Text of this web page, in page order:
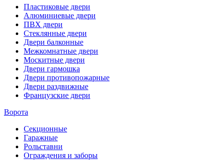
Пластиковые двери
Алюминиевые двери
ПВХ двери
Стеклянные двери
Двери балконные
Межкомнатные двери
Москитные двери
Двери гармошка
Двери противопожарные
Двери раздвижные
Французские двери
Ворота
Секционные
Гаражные
Рольставни
Ограждения и заборы